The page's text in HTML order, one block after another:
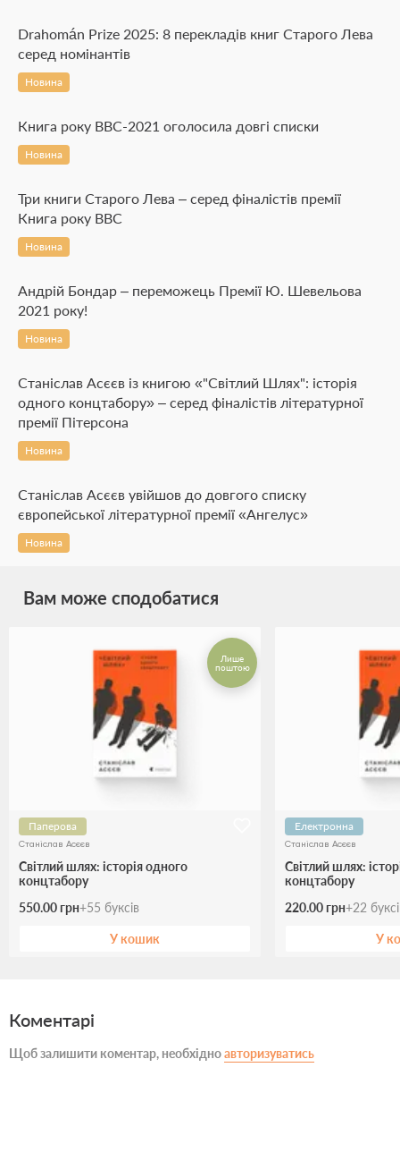
Drahomán Prize 2025: 8 перекладів книг Старого Лева
серед номінантів
Новина
Книга року BBC-2021 оголосила довгі списки
Новина
Три книги Старого Лева – серед фіналістів премії
Книга року ВВС
Новина
Андрій Бондар – переможець Премії Ю. Шевельова
2021 року!
Новина
Станіслав Асєєв із книгою «"Світлий Шлях": історія
одного концтабору» – серед фіналістів літературної
премії Пітерсона
Новина
Станіслав Асєєв увійшов до довгого списку
європейської літературної премії «Ангелус»
Новина
Вам може сподобатися
Лише
поштою
Паперова
Станіслав Асєєв
Світлий шлях: історія одного
концтабору
550.00 грн+55 буксів
У кошик
Електронна
Станіслав Асєєв
Світлий шлях:
концтабору
220.00 грн+22
У
Коментарі
Щоб залишити коментар, необхідноавторизуватись